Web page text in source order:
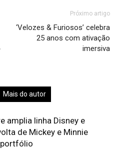
Próximo artigo
‘Velozes & Furiosos’ celebra
25 anos com ativação
imersiva
Mais do autor
amplia linha Disney e
de Mickey e Minnie